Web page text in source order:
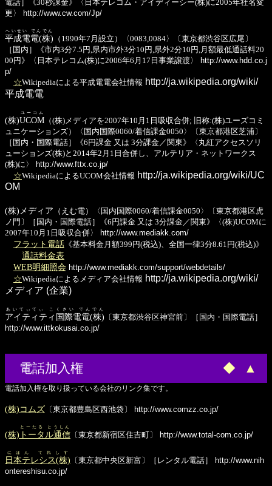
電話］《30秒課金》〈日本テレコム・アイディーシー(株)に2005年社名変
更〉
http://www.cw.com/Jp/
平成電電(株)
へいせい でんでん
（1990年7月設立）〈0083,0084〉〔東京都渋谷区広尾〕
［国内］《市内3分7.5円,県内市外3分10円,県外2分10円,月額最低通話料20
00円》〈日本テレコム(株)に2006年6月17日事業譲渡〉
http://www.hdd.co.j
p/
☆Wikipediaによる平成電電会社情報 http://ja.wikipedia.org/wiki/
平成電電
(株)UCOM
ユーコム
（(株)メディアを2007年10月1日吸収合併; 旧称:(株)ユーズコミ
ュニケーションズ）〈国内国際0060/着信課金0050〉〔東京都港区芝浦〕
［国内・国際電話］《6円課金 又は 3分課金／関東》〈丸紅アクセスソリ
ューションズ(株)と2014年2月1日合併し、アルテリア・ネットワークス
(株)に〉
http://www.fttx.co.jp/
☆WikipediaによるUCOM会社情報 http://ja.wikipedia.org/wiki/UC
OM
(株)メディア （えむ電）〈国内国際0060/着信課金0050〉〔東京都港区虎
ノ門〕［国内・国際電話］《6円課金 又は 3分課金／関東》〈(株)UCOMに
2007年10月1日吸収合併〉
http://www.mediakk.com/
フラット電話 《基本料金月額399円(税込)、全国一律3分8.61円(税込)》
通話料金表
WEB明細照会 http://www.mediakk.com/support/webdetails/
☆Wikipediaによるメディア会社情報 http://ja.wikipedia.org/wiki/
メディア (企業)
アイティティ国際電電(株)
あいてぃてぃ こくさい でんでん
〔東京都渋谷区神宮前〕［国内・国際電話］
http://www.ittkokusai.co.jp/
電話加入権 ◆ ▲
電話加入権を取り扱っている会社のリンク集です。
(株)コムズ 〔東京都豊島区西池袋〕 http://www.comzz.co.jp/
(株) トータル通信
とーたる とうしん
〔東京都新宿区住吉町〕 http://www.total-com.co.jp/
日本テレシス(株)
にほん てれしす
〔東京都中央区新富〕［レンタル電話］
http://www.nih
ontereshisu.co.jp/